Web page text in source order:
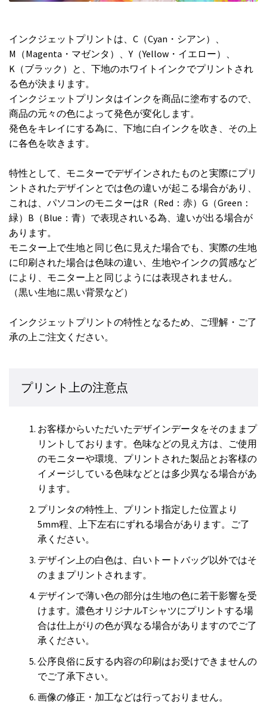
インクジェットプリントは、C（Cyan・シアン）、
M（Magenta・マゼンタ）、Y（Yellow・イエロー）、
K（ブラック）と、下地のホワイトインクでプリントされ
る色が決まります。
インクジェットプリンタはインクを商品に塗布するので、
商品の元々の色によって発色が変化します。
発色をキレイにする為に、下地に白インクを吹き、その上
に各色を吹きます。
特性として、モニターでデザインされたものと実際にプリ
ントされたデザインとでは色の違いが起こる場合があり、
これは、パソコンのモニターはR（Red：赤）G（Green：
緑）B（Blue：青）で表現されいる為、違いが出る場合が
あります。
モニター上で生地と同じ色に見えた場合でも、実際の生地
に印刷された場合は色味の違い、生地やインクの質感など
により、モニター上と同じようには表現されません。
（黒い生地に黒い背景など）
インクジェットプリントの特性となるため、ご理解・ご了
承の上ご注文ください。
プリント上の注意点
お客様からいただいたデザインデータをそのままプ
リントしております。色味などの見え方は、ご使用
のモニターや環境、プリントされた製品とお客様の
イメージしている色味などとは多少異なる場合があ
ります。
プリンタの特性上、プリント指定した位置より
5mm程、上下左右にずれる場合があります。ご了
承ください。
デザイン上の白色は、白いトートバッグ以外ではそ
のままプリントされます。
デザインで薄い色の部分は生地の色に若干影響を受
けます。濃色オリジナルTシャツにプリントする場
合は仕上がりの色が異なる場合がありますのでご了
承ください。
公序良俗に反する内容の印刷はお受けできませんの
でご了承下さい。
画像の修正・加工などは行っておりません。